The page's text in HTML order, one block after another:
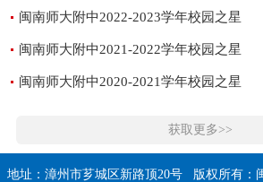
闽南师大附中2022-2023学年校园之星
闽南师大附中2021-2022学年校园之星
闽南师大附中2020-2021学年校园之星
获取更多>>
地址：漳州市芗城区新路顶20号 版权所有：